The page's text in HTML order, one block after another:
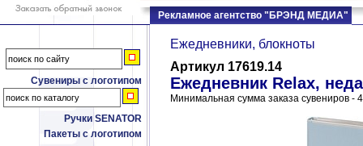
Сувениры с логотипом
Ручки SENATOR
Пакеты с логотипом
Рекламное агентство "БРЭНД МЕДИА"
Ежедневники, блокноты
Артикул 17619.14
Ежедневник Relax,
Минимальная сумма заказа сувениров -